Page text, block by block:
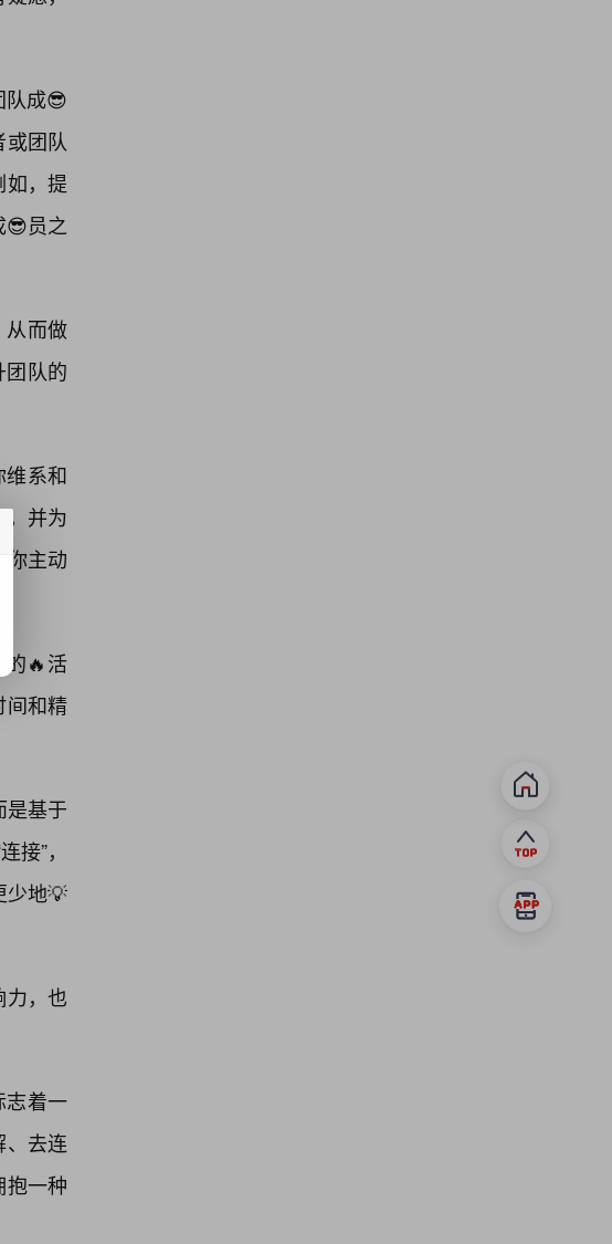
队成😎
团队
如，提
员之
从而做
团队的
维系和
，并为
主动
🔥活
间和精
是基于
”，
少地💡
力，也
志着一
、去连
一种